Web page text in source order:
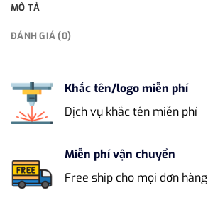
MÔ TẢ
ĐÁNH GIÁ (0)
Khắc tên/logo miễn phí
Dịch vụ khắc tên miễn phí
Miễn phí vận chuyển
Free ship cho mọi đơn hàng